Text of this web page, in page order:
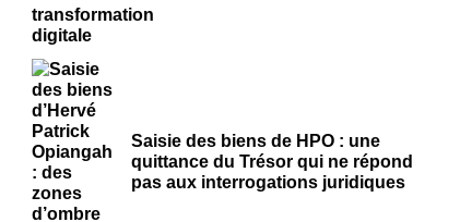
Saisie des biens de HPO : une
quittance du Trésor qui ne répond
pas aux interrogations juridiques